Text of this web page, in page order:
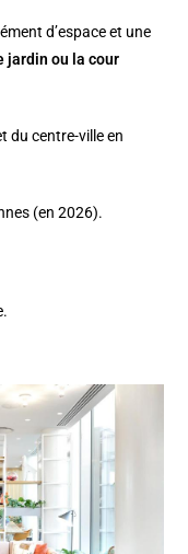
d’espace et une
jardin ou la cour
du centre-ville en
(en 2026).